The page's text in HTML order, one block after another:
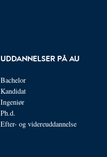
UDDANNELSER PÅ AU
Bachelor
Kandidat
Ingeniør
Ph.d.
Efter- og videreuddannelse